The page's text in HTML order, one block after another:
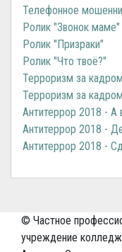
Телефонное
Ролик "Звонок маме"
Ролик "Призраки"
Ролик "Что твоё?"
Терроризм за
Терроризм за
Антитеррор 2018 - А
Антитеррор 2018 -
Антитеррор 2018 -
© Частное
учреждение